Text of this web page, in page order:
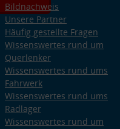
Bildnachweis
Unsere Partner
Häufig gestellte Fragen
Wissenswertes rund um
Querlenker
Wissenswertes rund ums
Fahrwerk
Wissenswertes rund ums
Radlager
Wissenswertes rund um